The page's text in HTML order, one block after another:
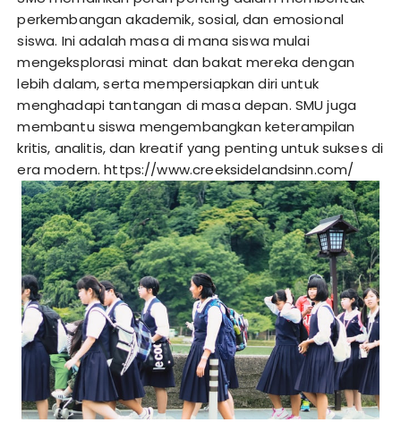
perkembangan akademik, sosial, dan emosional
siswa. Ini adalah masa di mana siswa mulai
mengeksplorasi minat dan bakat mereka dengan
lebih dalam, serta mempersiapkan diri untuk
menghadapi tantangan di masa depan. SMU juga
membantu siswa mengembangkan keterampilan
kritis, analitis, dan kreatif yang penting untuk sukses di
era modern.https://www.creeksidelandsinn.com/